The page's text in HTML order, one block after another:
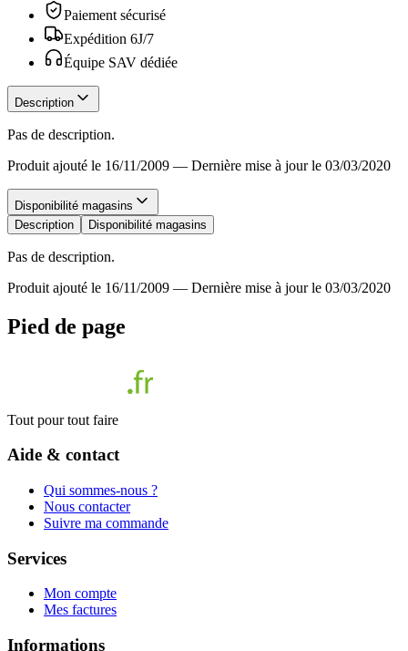
Paiement sécurisé
Expédition 6J/7
Équipe SAV dédiée
Description
Pas de description.
Produit ajouté le 16/11/2009 — Dernière mise à jour le 03/03/2020
Disponibilité magasins
Description
Disponibilité magasins
Pas de description.
Produit ajouté le 16/11/2009 — Dernière mise à jour le 03/03/2020
Pied de page
Tout pour tout faire
Aide & contact
Qui sommes-nous ?
Nous contacter
Suivre ma commande
Services
Mon compte
Mes factures
Informations